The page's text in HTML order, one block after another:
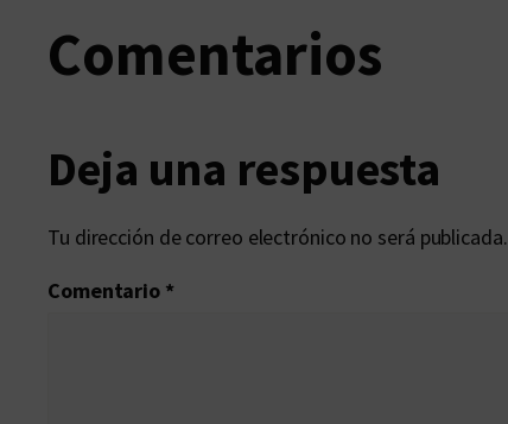
Comentarios
Deja una respuesta
Tu dirección de correo electrónico no será publicada.
Comentario *